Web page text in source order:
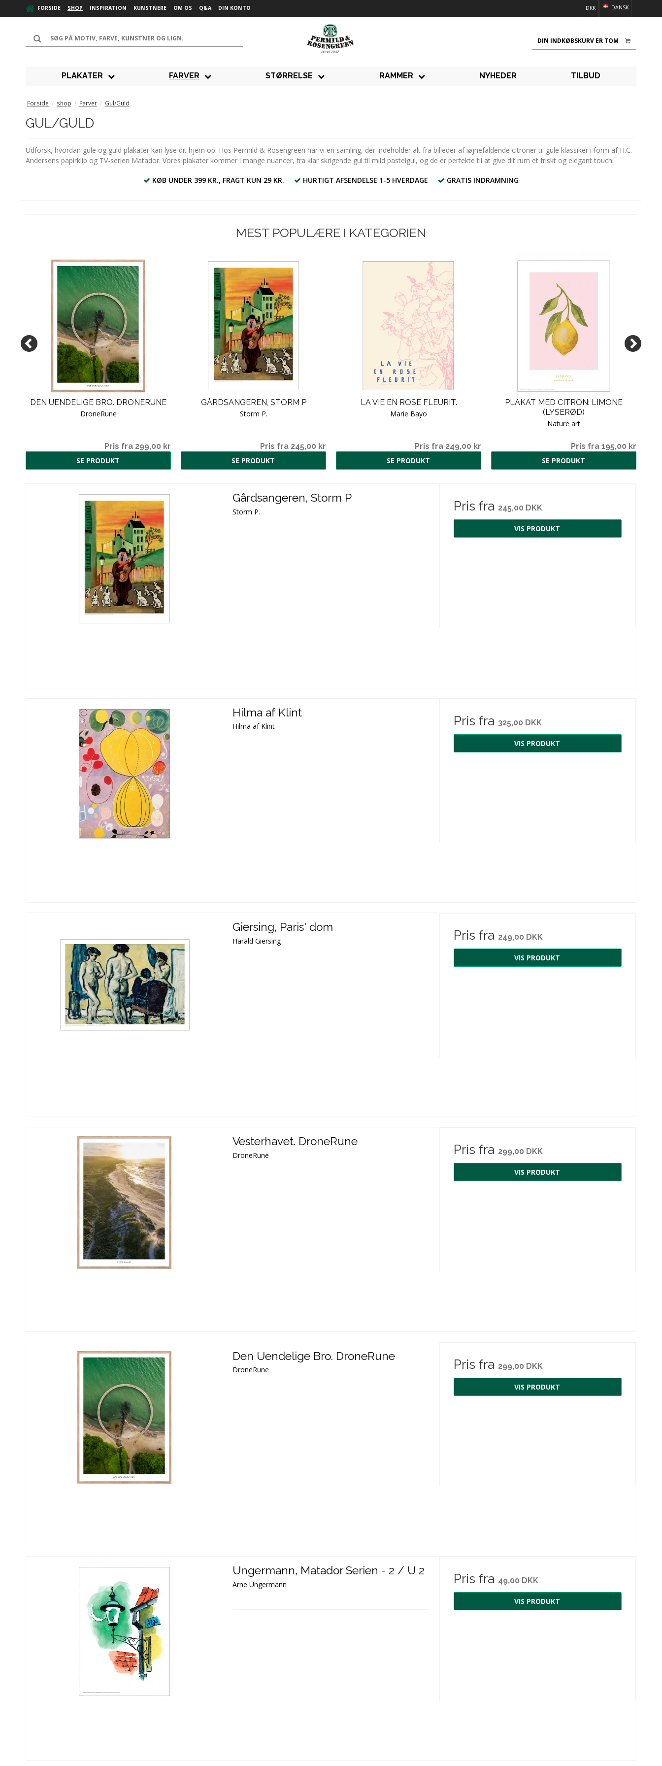
FORSIDE SHOP INSPIRATION KUNSTNERE OM OS Q&A DIN KONTO DANSK
DKK
DIN INDKØBSKURV ER TOM
PLAKATER FARVER STØRRELSE RAMMER NYHEDER TILBUD
Forside / shop / Farver / Gul/Guld
GUL/GULD
Udforsk, hvordan gule og guld plakater kan lyse dit hjem op. Hos Permild & Rosengreen har vi en samling, der indeholder alt fra billeder af iøjnefaldende citroner til gule klassiker i form af H.C.
Andersens papirklip og TV-serien Matador. Vores plakater kommer i mange nuancer, fra klar skrigende gul til mild pastelgul, og de er perfekte til at give dit rum et friskt og elegant touch.
KØB UNDER 399 KR., FRAGT KUN 29 KR. HURTIGT AFSENDELSE 1-5 HVERDAGE GRATIS INDRAMNING
MEST POPULÆRE I KATEGORIEN
DEN UENDELIGE BRO. DRONERUNE
DroneRune
Pris fra 299,00 kr
SE PRODUKT
GÅRDSANGEREN, STORM P
Storm P.
Pris fra 245,00 kr
SE PRODUKT
LA VIE EN ROSE FLEURIT.
Marie Bayo
Pris fra 249,00 kr
SE PRODUKT
PLAKAT MED CITRON: LIMONE
(LYSERØD)
Nature art
Pris fra 195,00 kr
SE PRODUKT
Gårdsangeren, Storm P
Storm P. Pris fra 245,00 DKK
VIS PRODUKT
Hilma af Klint
Hilma af Klint Pris fra 325,00 DKK
VIS PRODUKT
Giersing, Paris' dom
Harald Giersing Pris fra 249,00 DKK
VIS PRODUKT
Vesterhavet. DroneRune
DroneRune Pris fra 299,00 DKK
VIS PRODUKT
Den Uendelige Bro. DroneRune
DroneRune Pris fra 299,00 DKK
VIS PRODUKT
Ungermann, Matador Serien - 2 / U 2
Arne Ungermann Pris fra 49,00 DKK
VIS PRODUKT